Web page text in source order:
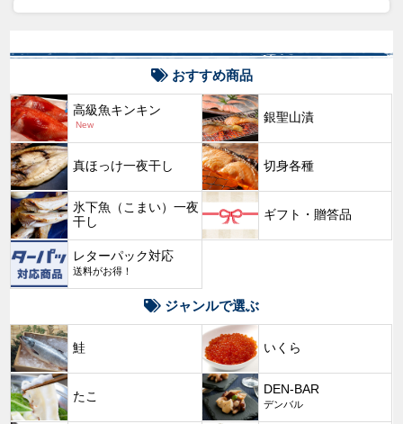
おすすめ商品
高級魚キンキン
New
銀聖山漬
真ほっけ一夜干し 切身各種
氷下魚（こまい）一夜
干し
ギフト・贈答品
レターパック対応
送料がお得！
ジャンルで選ぶ
鮭 いくら
たこ
DEN-BAR
デンバル